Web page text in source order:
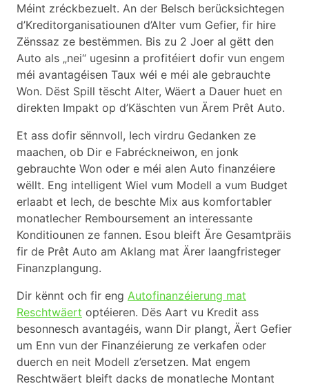
Méint zréckbezuelt. An der Belsch berücksichtegen
d’Kreditorganisatiounen d’Alter vum Gefier, fir hire
Zënssaz ze bestëmmen. Bis zu 2 Joer al gëtt den
Auto als „nei“ ugesinn a profitéiert dofir vun engem
méi avantagéisen Taux wéi e méi ale gebrauchte
Won. Dëst Spill tëscht Alter, Wäert a Dauer huet en
direkten Impakt op d’Käschten vun Ärem Prêt Auto.
Et ass dofir sënnvoll, Iech virdru Gedanken ze
maachen, ob Dir e Fabréckneiwon, en jonk
gebrauchte Won oder e méi alen Auto finanzéiere
wëllt. Eng intelligent Wiel vum Modell a vum Budget
erlaabt et Iech, de beschte Mix aus komfortabler
monatlecher Remboursement an interessante
Konditiounen ze fannen. Esou bleift Äre Gesamtpräis
fir de Prêt Auto am Aklang mat Ärer laangfristeger
Finanzplangung.
Dir kënnt och fir eng Autofinanzéierung mat
Reschtwäert optéieren. Dës Aart vu Kredit ass
besonnesch avantagéis, wann Dir plangt, Äert Gefier
um Enn vun der Finanzéierung ze verkafen oder
duerch en neit Modell z’ersetzen. Mat engem
Reschtwäert bleift dacks de monatleche Montant